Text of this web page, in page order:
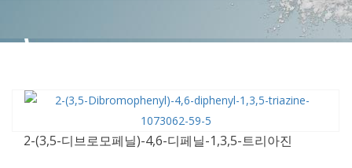
2-(3,5-디브로모페닐)-4,6-디페닐-1,3,5-트리아진